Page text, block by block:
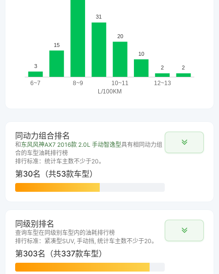
同动力组合排名
和 东风风神AX7 2016款 2.0L 手动智逸型具有相同动力组
合的车型油耗排行榜
排行标准：统计车主数不少于20。
第30名（共53款车型）
同级别排名
查询车型在同级别车型内的油耗排行榜
排行标准：紧凑型SUV, 手动挡, 统计车主数不少于20。
第303名（共337款车型）